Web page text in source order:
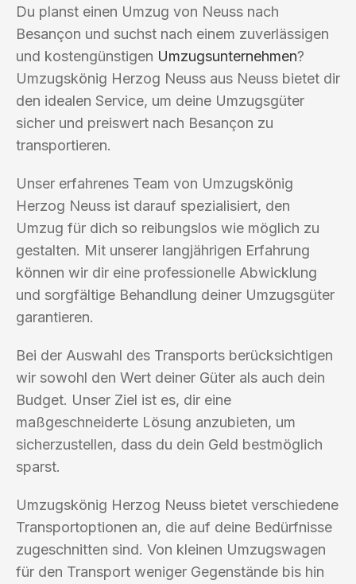
Du planst einen Umzug von Neuss nach
Besançon und suchst nach einem zuverlässigen
und kostengünstigen Umzugsunternehmen?
Umzugskönig Herzog Neuss aus Neuss bietet dir
den idealen Service, um deine Umzugsgüter
sicher und preiswert nach Besançon zu
transportieren.
Unser erfahrenes Team von Umzugskönig
Herzog Neuss ist darauf spezialisiert, den
Umzug für dich so reibungslos wie möglich zu
gestalten. Mit unserer langjährigen Erfahrung
können wir dir eine professionelle Abwicklung
und sorgfältige Behandlung deiner Umzugsgüter
garantieren.
Bei der Auswahl des Transports berücksichtigen
wir sowohl den Wert deiner Güter als auch dein
Budget. Unser Ziel ist es, dir eine
maßgeschneiderte Lösung anzubieten, um
sicherzustellen, dass du dein Geld bestmöglich
sparst.
Umzugskönig Herzog Neuss bietet verschiedene
Transportoptionen an, die auf deine Bedürfnisse
zugeschnitten sind. Von kleinen Umzugswagen
für den Transport weniger Gegenstände bis hin